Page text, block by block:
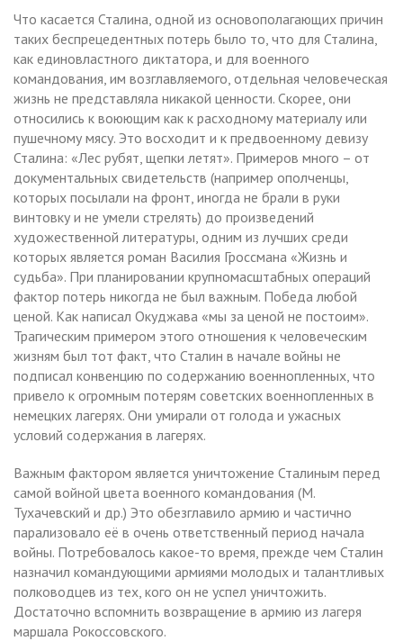
Что касается Сталина, одной из основополагающих причин
таких беспрецедентных потерь было то, что для Сталина,
как единовластного диктатора, и для военного
командования, им возглавляемого, отдельная человеческая
жизнь не представляла никакой ценности. Скорее, они
относились к воюющим как к расходному материалу или
пушечному мясу. Это восходит и к предвоенному девизу
Сталина: «Лес рубят, щепки летят». Примеров много – от
документальных свидетельств (например ополченцы,
которых посылали на фронт, иногда не брали в руки
винтовку и не умели стрелять) до произведений
художественной литературы, одним из лучших среди
которых является роман Василия Гроссмана «Жизнь и
судьба». При планировании крупномасштабных операций
фактор потерь никогда не был важным. Победа любой
ценой. Как написал Окуджава «мы за ценой не постоим».
Трагическим примером этого отношения к человеческим
жизням был тот факт, что Сталин в начале войны не
подписал конвенцию по содержанию военнопленных, что
привело к огромным потерям советских военнопленных в
немецких лагерях. Они умирали от голода и ужасных
условий содержания в лагерях.
Важным фактором является уничтожение Сталиным перед
самой войной цвета военного командования (М.
Тухачевский и др.) Это обезглавило армию и частично
парализовало её в очень ответственный период начала
войны. Потребовалось какое-то время, прежде чем Сталин
назначил командующими армиями молодых и талантливых
полководцев из тех, кого он не успел уничтожить.
Достаточно вспомнить возвращение в армию из лагеря
маршала Рокоссовского.